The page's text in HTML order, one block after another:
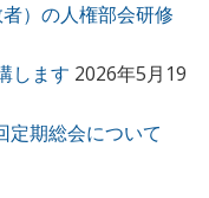
）の人権部会研修
します 2026年5月19
期総会について